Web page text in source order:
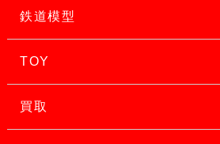
鉄道模型
TOY
買取